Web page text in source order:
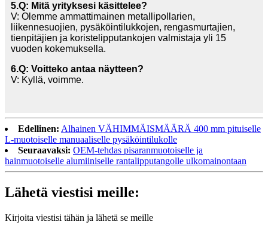
5.Q: Mitä yrityksesi käsittelee?
V: Olemme ammattimainen metallipollarien,
liikennesuojien, pysäköintilukkojen, rengasmurtajien,
tienpitäjien ja koristelipputankojen valmistaja yli 15
vuoden kokemuksella.
6.Q: Voitteko antaa näytteen?
V: Kyllä, voimme.
Edellinen: Alhainen VÄHIMMÄISMÄÄRÄ 400 mm pituiselle
L-muotoiselle manuaaliselle pysäköintilukolle
Seuraavaksi: OEM-tehdas pisaranmuotoiselle ja
hainmuotoiselle alumiiniselle rantalipputangolle ulkomainontaan
Lähetä viestisi meille:
Kirjoita viestisi tähän ja lähetä se meille